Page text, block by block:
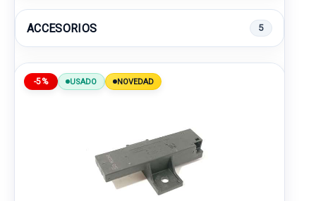
ACCESORIOS 5
-5% USADO NOVEDAD